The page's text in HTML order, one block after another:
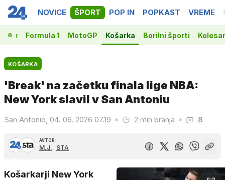
NOVICE ŠPORT POP IN POPKAST VREME
Formula 1 MotoGP Košarka Borilni športi
KOŠARKA
'Break' na začetku finala lige NBA:
New York slavil v San Antoniu
San Antonio, 04. 06. 2026 07.19 2 min branja 8
AVTOR:
M.J. STA
Košarkarji New York